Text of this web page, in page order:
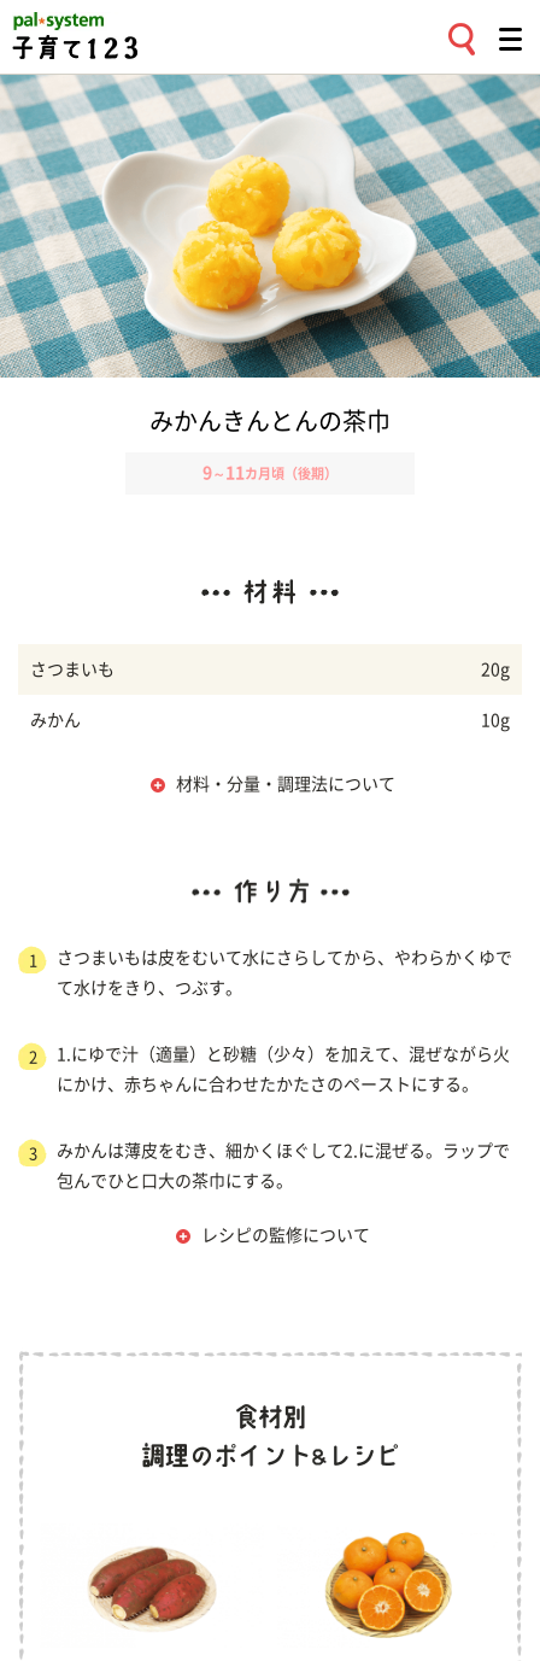
みかんきんとんの茶巾
9～ 11 カ月頃（後期）
さつまいも 20g
みかん 10g
材料・分量・調理法について
1
さつまいもは皮をむいて水にさらしてから、やわらかくゆで
て水けをきり、つぶす。
2
1.にゆで汁（適量）と砂糖（少々）を加えて、混ぜながら火
にかけ、赤ちゃんに合わせたかたさのペーストにする。
3
みかんは薄皮をむき、細かくほぐして2.に混ぜる。ラップで
包んでひと口大の茶巾にする。
レシピの監修について